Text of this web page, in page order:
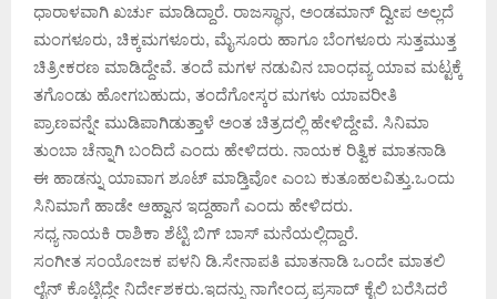
ಧಾರಾಳವಾಗಿ ಖರ್ಚು ಮಾಡಿದ್ದಾರೆ. ರಾಜಸ್ಥಾನ, ಅಂಡಮಾನ್ ದ್ವೀಪ ಅಲ್ಲದೆ
ಮಂಗಳೂರು, ಚಿಕ್ಕಮಗಳೂರು, ಮೈಸೂರು ಹಾಗೂ ಬೆಂಗಳೂರು ಸುತ್ತಮುತ್ತ
ಚಿತ್ರೀಕರಣ ಮಾಡಿದ್ದೇವೆ. ತಂದೆ ಮಗಳ ನಡುವಿನ ಬಾಂಧವ್ಯ ಯಾವ ಮಟ್ಟಕ್ಕೆ
ತಗೊಂಡು ಹೋಗಬಹುದು‌, ತಂದೆಗೋಸ್ಕರ ಮಗಳು ಯಾವರೀತಿ
ಪ್ರಾಣವನ್ನೇ ಮುಡಿಪಾಗಿಡುತ್ತಾಳೆ ಅಂತ ಚಿತ್ರದಲ್ಲಿ ಹೇಳಿದ್ದೇವೆ. ಸಿನಿಮಾ
ತುಂಬಾ ಚೆನ್ನಾಗಿ ಬಂದಿದೆ ಎಂದು ಹೇಳಿದರು. ನಾಯಕ ರಿತ್ವಿಕ ಮಾತನಾಡಿ
ಈ ಹಾಡನ್ನು ಯಾವಾಗ ಶೂಟ್ ಮಾಡ್ತಿವೋ ಎಂಬ ಕುತೂಹಲವಿತ್ತು.ಒಂದು
ಸಿನಿಮಾಗೆ ಹಾಡೇ ಆಹ್ವಾನ ಇದ್ದಹಾಗೆ ಎಂದು ಹೇಳಿದರು.
ಸಧ್ಯ ನಾಯಕಿ ರಾಶಿಕಾ ಶೆಟ್ಟಿ ಬಿಗ್ ಬಾಸ್ ಮನೆಯಲ್ಲಿದ್ದಾರೆ.
ಸಂಗೀತ ಸಂಯೋಜಕ ಪಳನಿ ಡಿ.ಸೇನಾಪತಿ ಮಾತನಾಡಿ ಒಂದೇ ಮಾತಲಿ
ಲೈನ್ ಕೊಟ್ಟಿದ್ದೇ ನಿರ್ದೇಶಕರು.ಇದನ್ನು ನಾಗೇಂದ್ರ ಪ್ರಸಾದ್ ಕೈಲಿ ಬರೆಸಿದರೆ